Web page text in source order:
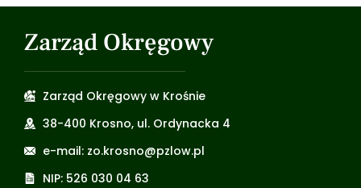
Zarząd Okręgowy
Zarząd Okręgowy w Krośnie
38-400 Krosno, ul. Ordynacka 4
e-mail: zo.krosno@pzlow.pl
NIP: 526 030 04 63